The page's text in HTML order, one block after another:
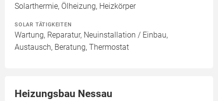
Solarthermie, Ölheizung, Heizkörper
SOLAR TÄTIGKEITEN
Wartung, Reparatur, Neuinstallation / Einbau,
Austausch, Beratung, Thermostat
Heizungsbau Nessau